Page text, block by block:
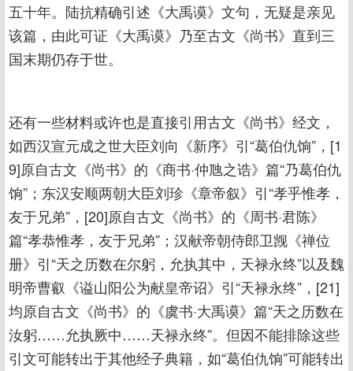
五十年。陆抗精确引述《大禹谟》文句，无疑是亲见
该篇，由此可证《大禹谟》乃至古文《尚书》直到三
国末期仍存于世。
还有一些材料或许也是直接引用古文《尚书》经文，
如西汉宣元成之世大臣刘向《新序》引“葛伯仇饷”，[1
9]原自古文《尚书》的《商书·仲虺之诰》篇“乃葛伯仇
饷”；东汉安顺两朝大臣刘珍《章帝叙》引“孝乎惟孝，
友于兄弟”，[20]原自古文《尚书》的《周书·君陈》
篇“孝恭惟孝，友于兄弟”；汉献帝朝侍郎卫觊《禅位
册》引“天之历数在尔躬，允执其中，天禄永终”以及魏
明帝曹叡《谥山阳公为献皇帝诏》引“天禄永终”，[21]
均原自古文《尚书》的《虞书·大禹谟》篇“天之历数在
汝躬……允执厥中……天禄永终”。但因不能排除这些
引文可能转出于其他经子典籍，如“葛伯仇饷”可能转出